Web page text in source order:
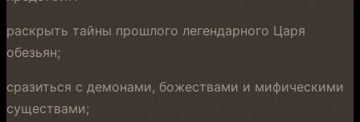
раскрыть тайны прошлого легендарного Царя
обезьян;
сразиться с демонами, божествами и мифическими
существами;